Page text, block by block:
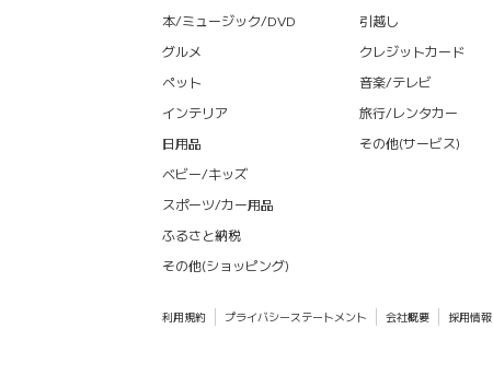
本/ミュージック/DVD
グルメ
ペット
インテリア
日用品
ベビー/キッズ
スポーツ/カー用品
ふるさと納税
その他(ショッピング)
引越し
クレジットカード
音楽/テレビ
旅行/レンタカー
その他(サービス)
利用規約 プライバシーステートメント 会社概要 採用情報